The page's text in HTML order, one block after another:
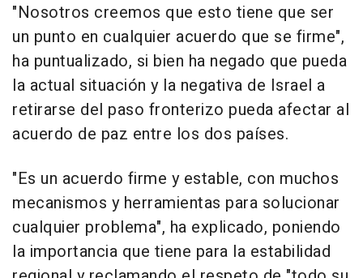
"Nosotros creemos que esto tiene que ser
un punto en cualquier acuerdo que se firme",
ha puntualizado, si bien ha negado que pueda
la actual situación y la negativa de Israel a
retirarse del paso fronterizo pueda afectar al
acuerdo de paz entre los dos países.
"Es un acuerdo firme y estable, con muchos
mecanismos y herramientas para solucionar
cualquier problema", ha explicado, poniendo
la importancia que tiene para la estabilidad